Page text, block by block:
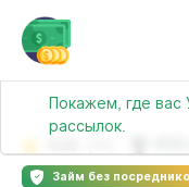
Покажем, где вас
рассылок.
Займ без